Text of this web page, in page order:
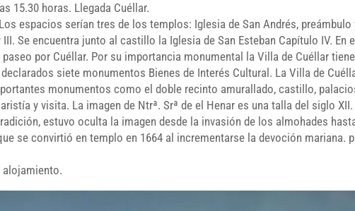
15.30 horas. Llegada Cuéllar.
espacios serían tres de los templos: Iglesia de San Andrés,
Se encuentra junto al castillo la Iglesia de San Esteban Capítulo IV. En
por Cuéllar. Por su importancia monumental la Villa de Cuéllar
siete monumentos Bienes de Interés Cultural. La Villa de
monumentos como el doble recinto amurallado, castillo,
y visita. La imagen de Ntrª. Srª de el Henar es una talla del siglo
estuvo oculta la imagen desde la invasión de los almohades
se convirtió en templo en 1664 al incrementarse la devoción mariana.
alojamiento.